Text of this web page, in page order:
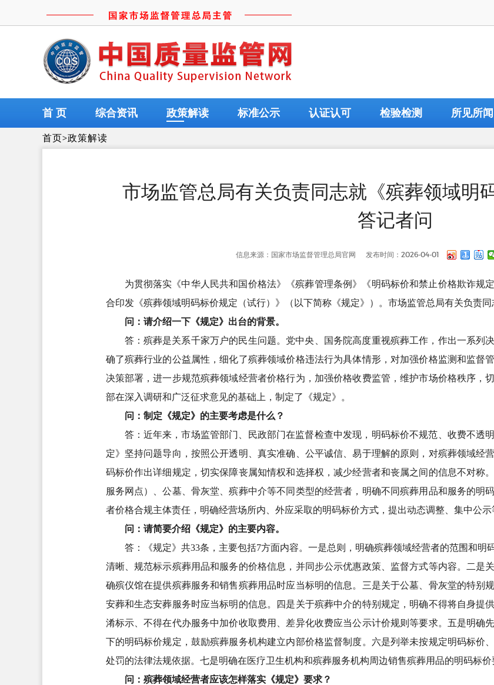
首 页 综合资讯 政策解读 标准公示 认证认可 检验检测 所见所闻
首页>政策解读
市场监管总局有关负责同志就《殡葬领域明
答记者问
信息来源：国家市场监督管理总局官网 发布时间：2026-04-01
为贯彻落实《中华人民共和国价格法》《殡葬管理条例》《明码标价和禁止价格欺诈规
合印发《殡葬领域明码标价规定（试行）》（以下简称《规定》）。市场监管总局有关负责同
问：请介绍一下《规定》出台的背景。
答：殡葬是关系千家万户的民生问题。党中央、国务院高度重视殡葬工作，作出一系列
确了殡葬行业的公益属性，细化了殡葬领域价格违法行为具体情形，对加强价格监测和监督
决策部署，进一步规范殡葬领域经营者价格行为，加强价格收费监管，维护市场价格秩序，
部在深入调研和广泛征求意见的基础上，制定了《规定》。
问：制定《规定》的主要考虑是什么？
答：近年来，市场监管部门、民政部门在监督检查中发现，明码标价不规范、收费不透
定》坚持问题导向，按照公开透明、真实准确、公平诚信、易于理解的原则，对殡葬领域经
码标价作出详细规定，切实保障丧属知情权和选择权，减少经营者和丧属之间的信息不对称
服务网点）、公墓、骨灰堂、殡葬中介等不同类型的经营者，明确不同殡葬用品和服务的明
者价格合规主体责任，明确经营场所内、外应采取的明码标价方式，提出动态调整、集中公示
问：请简要介绍《规定》的主要内容。
答：《规定》共33条，主要包括7方面内容。一是总则，明确殡葬领域经营者的范围和明
清晰、规范标示殡葬用品和服务的价格信息，并同步公示优惠政策、监督方式等内容。二是
确殡仪馆在提供殡葬服务和销售殡葬用品时应当标明的信息。三是关于公墓、骨灰堂的特别
安葬和生态安葬服务时应当标明的信息。四是关于殡葬中介的特别规定，明确不得将自身提
淆标示、不得在代办服务中加价收取费用、差异化收费应当公示计价规则等要求。五是明确
下的明码标价规定，鼓励殡葬服务机构建立内部价格监督制度。六是列举未按规定明码标价
处罚的法律法规依据。七是明确在医疗卫生机构和殡葬服务机构周边销售殡葬用品的明码标
问：殡葬领域经营者应该怎样落实《规定》要求？